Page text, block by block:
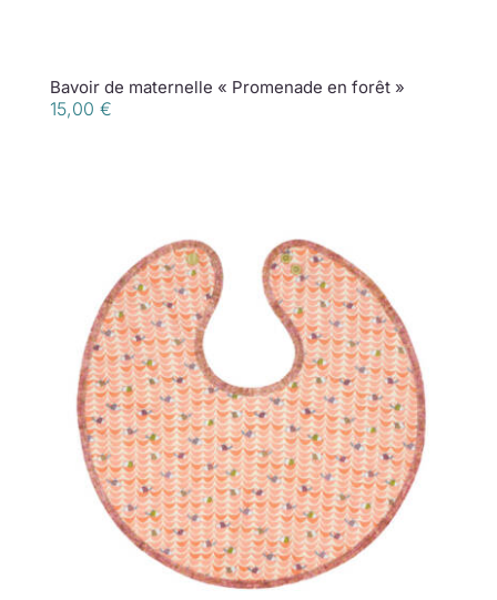
Bavoir de maternelle « Promenade en forêt »
15,00 €